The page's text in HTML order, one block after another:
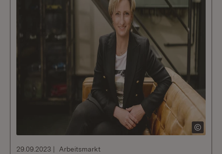
29.09.2023 Arbeitsmarkt